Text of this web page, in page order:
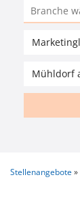
Stellenangebote